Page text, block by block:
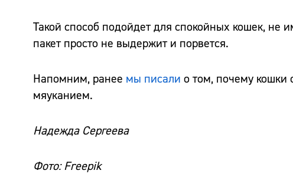
Такой способ подойдет для спокойных кошек, не
пакет просто не выдержит и порвется.
Напомним, ранее мы писали о том, почему кошки
мяуканием.
Надежда Сергеева
Фото: Freepik